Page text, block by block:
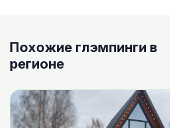
Похожие глэмпинги в
регионе